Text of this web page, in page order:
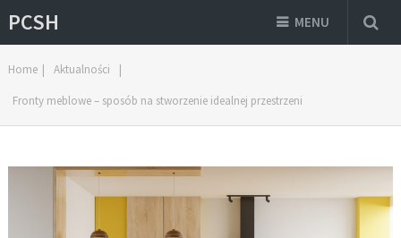
PCSH MENU
Home | Aktualności |
Fronty meblowe – sposób na stworzenie idealnej przestrzeni